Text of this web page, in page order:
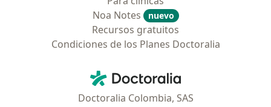
Noa Notes
nuevo
Recursos gratuitos
Condiciones de los Planes Doctoralia
Doctoralia - Página de inicio
Doctoralia Colombia, SAS